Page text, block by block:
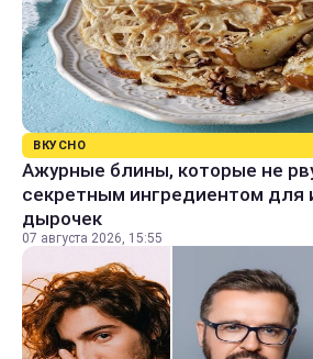
ВКУСНО
Ажурные блины, которые не
секретным ингредиентом для
дырочек
07 августа 2026, 15:55